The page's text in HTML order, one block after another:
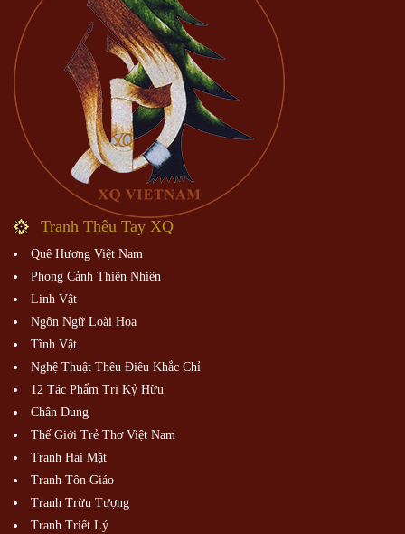
Tranh Thêu Tay XQ
Quê Hương Việt Nam
Phong Cảnh Thiên Nhiên
Linh Vật
Ngôn Ngữ Loài Hoa
Tĩnh Vật
Nghệ Thuật Thêu Điêu Khắc Chỉ
12 Tác Phẩm Tri Kỷ Hữu
Chân Dung
Thế Giới Trẻ Thơ Việt Nam
Tranh Hai Mặt
Tranh Tôn Giáo
Tranh Trừu Tượng
Tranh Triết Lý